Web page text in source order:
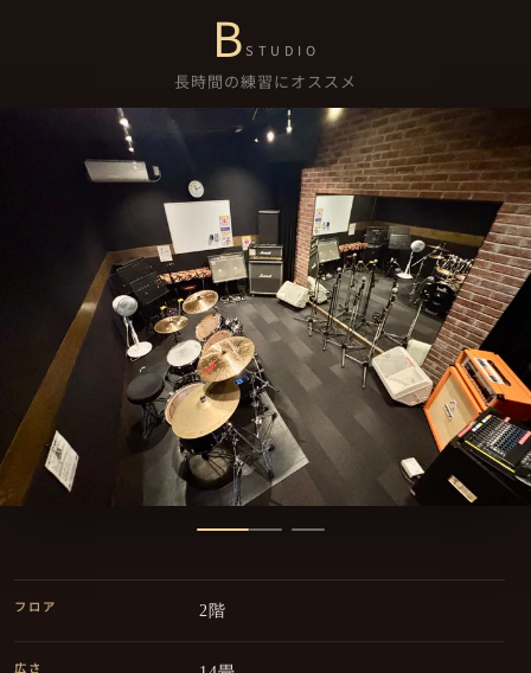
B STUDIO
長時間の練習にオススメ
フロア 2階
広さ